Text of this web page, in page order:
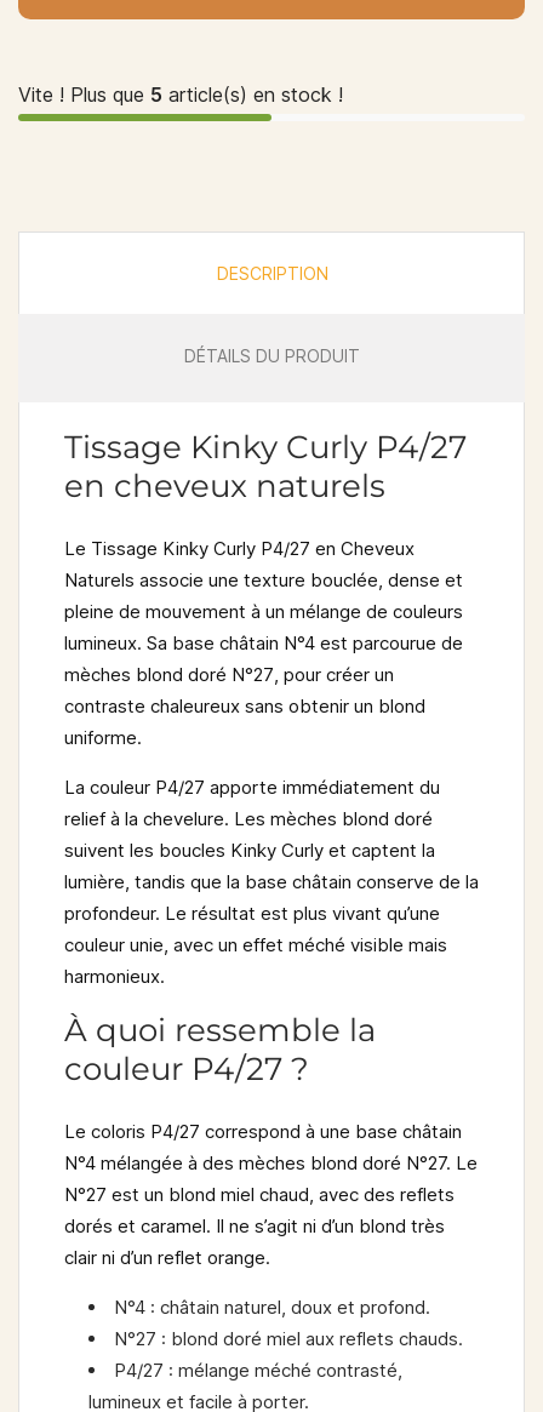
Vite ! Plus que 5 article(s) en stock !
DESCRIPTION
DÉTAILS DU PRODUIT
Tissage Kinky Curly P4/27
en cheveux naturels
Le Tissage Kinky Curly P4/27 en Cheveux
Naturels associe une texture bouclée, dense et
pleine de mouvement à un mélange de couleurs
lumineux. Sa base châtain N°4 est parcourue de
mèches blond doré N°27, pour créer un
contraste chaleureux sans obtenir un blond
uniforme.
La couleur P4/27 apporte immédiatement du
relief à la chevelure. Les mèches blond doré
suivent les boucles Kinky Curly et captent la
lumière, tandis que la base châtain conserve de la
profondeur. Le résultat est plus vivant qu’une
couleur unie, avec un effet méché visible mais
harmonieux.
À quoi ressemble la
couleur P4/27 ?
Le coloris P4/27 correspond à une base châtain
N°4 mélangée à des mèches blond doré N°27. Le
N°27 est un blond miel chaud, avec des reflets
dorés et caramel. Il ne s’agit ni d’un blond très
clair ni d’un reflet orange.
N°4 : châtain naturel, doux et profond.
N°27 : blond doré miel aux reflets chauds.
P4/27 : mélange méché contrasté,
lumineux et facile à porter.